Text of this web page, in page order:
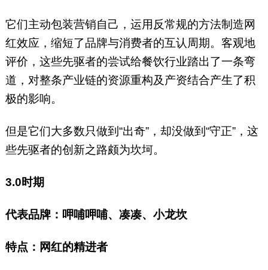
它们主动包装营销自己，运用反常规的方法制造网
红效应，缩短了品牌与消费者的互认周期。客观地
评价，这些先驱者的尝试给餐饮行业踏出了一条弯
道，对整条产业链的资源重构及产资结合产生了积
极的影响。
但是它们大多数只做到“出奇”，却没做到“守正”，这
些先驱者的创新之路颇为坎坷。
3.0时期
代表品牌：呷哺呷哺、凑凑、小龙坎
特点：网红的精进者